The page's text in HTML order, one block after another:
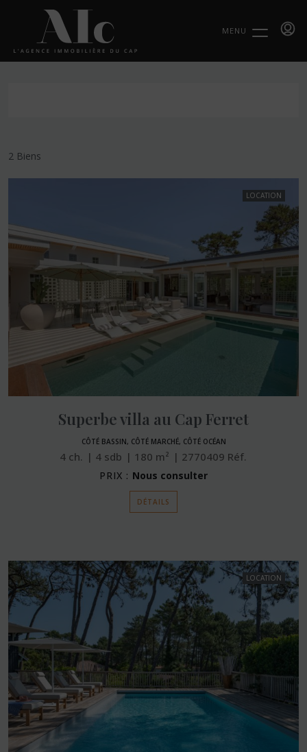
MENU
2 Biens
LOCATION
Superbe villa au Cap Ferret
CÔTÉ BASSIN, CÔTÉ MARCHÉ, CÔTÉ OCÉAN
4 ch. 4 sdb 180 m² 2770409 Réf.
PRIX : Nous consulter
DÉTAILS
LOCATION